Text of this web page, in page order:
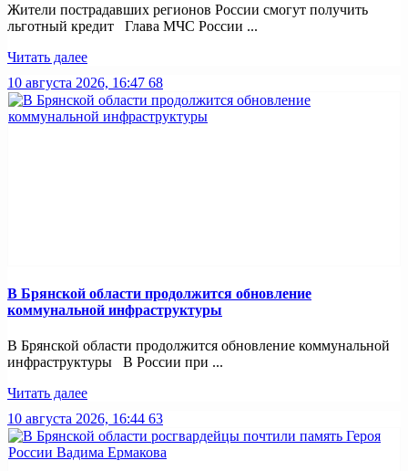
Жители пострадавших регионов России смогут получить
льготный кредит Глава МЧС России ...
Читать далее
10 августа 2026, 16:47 68
В Брянской области продолжится обновление
коммунальной инфраструктуры
В Брянской области продолжится обновление коммунальной
инфраструктуры В России при ...
Читать далее
10 августа 2026, 16:44 63